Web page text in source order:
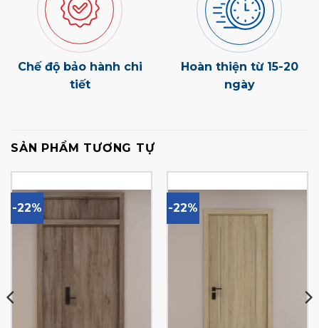
Chế độ bảo hành chi
tiết
Hoàn thiện từ 15-20
ngày
SẢN PHẨM TƯƠNG TỰ
-22% -22%